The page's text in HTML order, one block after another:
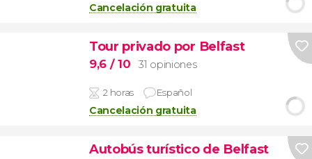
Cancelación gratuita
Tour privado por Belfast
9,6 / 10 31 opiniones
2 horas Español
Cancelación gratuita
Autobús turístico de Belfast